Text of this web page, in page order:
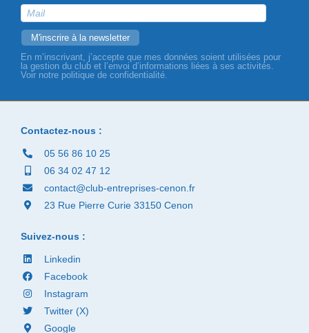
En m’inscrivant, j’accepte que mes données soient utilisées pour
la gestion du club et l’envoi d’informations liées à ses activités.
Voir notre politique de confidentialité.
Contactez-nous :
05 56 86 10 25
06 34 02 47 12
contact@club-entreprises-cenon.fr
23 Rue Pierre Curie 33150 Cenon
Suivez-nous :
Linkedin
Facebook
Instagram
Twitter (X)
Google